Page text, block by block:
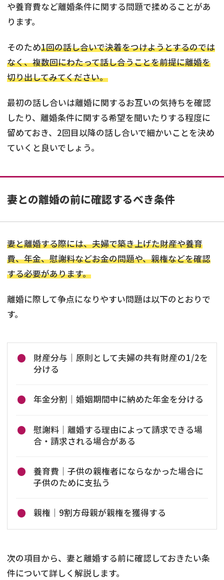
や養育費など離婚条件に関する問題で揉めることがあ
ります。
そのため1回の話し合いで決着をつけようとするのでは
なく、複数回にわたって話し合うことを前提に離婚を
切り出してみてください。
最初の話し合いは離婚に関するお互いの気持ちを確認
したり、離婚条件に関する希望を聞いたりする程度に
留めておき、2回目以降の話し合いで細かいことを決め
ていくと良いでしょう。
妻との離婚の前に確認するべき条件
妻と離婚する際には、夫婦で築き上げた財産や養育
費、年金、慰謝料などお金の問題や、親権などを確認
する必要があります。
離婚に際して争点になりやすい問題は以下のとおりで
す。
財産分与｜原則として夫婦の共有財産の1/2を
分ける
年金分割｜婚姻期間中に納めた年金を分ける
慰謝料｜離婚する理由によって請求できる場
合・請求される場合がある
養育費｜子供の親権者にならなかった場合に
子供のために支払う
親権｜9割方母親が親権を獲得する
次の項目から、妻と離婚する前に確認しておきたい条
件について詳しく解説します。